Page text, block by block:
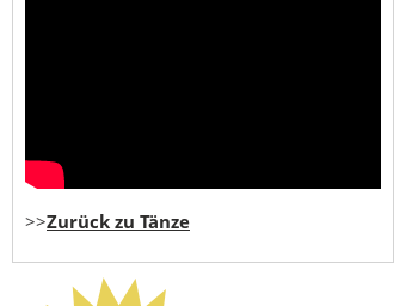
>>Zurück zu Tänze